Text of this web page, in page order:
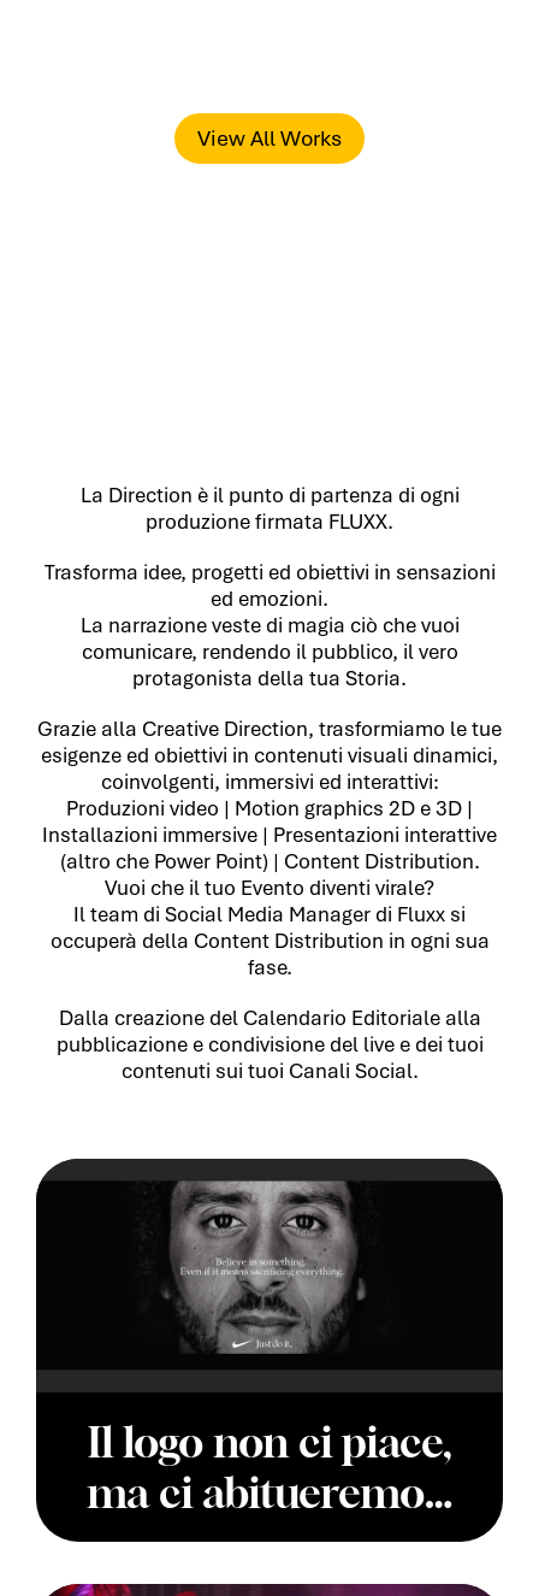
View All Works
La Direction è il punto di partenza di ogni
produzione firmata FLUXX.
Trasforma idee, progetti ed obiettivi in sensazioni
ed emozioni.
La narrazione veste di magia ciò che vuoi
comunicare, rendendo il pubblico, il vero
protagonista della tua Storia.
Grazie alla Creative Direction, trasformiamo le tue
esigenze ed obiettivi in contenuti visuali dinamici,
coinvolgenti, immersivi ed interattivi:
Produzioni video | Motion graphics 2D e 3D |
Installazioni immersive | Presentazioni interattive
(altro che Power Point) | Content Distribution.
Vuoi che il tuo Evento diventi virale?
Il team di Social Media Manager di Fluxx si
occuperà della Content Distribution in ogni sua
fase.
Dalla creazione del Calendario Editoriale alla
pubblicazione e condivisione del live e dei tuoi
contenuti sui tuoi Canali Social.
Il logo non ci piace,
ma ci abitueremo…